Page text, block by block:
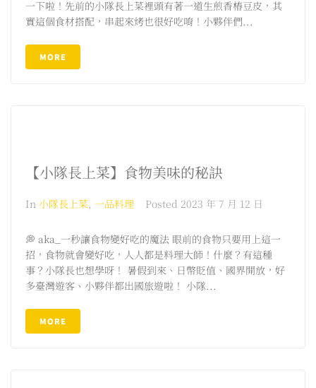
一下啦！先前的小隊長上菜裡頭有著一道生煎香椿豆皮，其
實這個食材搭配，串起來烤也很好吃唷！小夥伴們...
MORE
【小隊長上菜】食物美味的秘訣
In 小隊長上菜, 一品料理 Posted 2023 年 7 月 12 日
💭 aka_一秒讓食物變好吃的魔法 眼前的食物只要用上這一
招，食物就會變好吃，人人都是料理大師！什麼？有這種
事？小隊長也想學呀！ 暑假到來、日幣貶值、國界開放，好
多臺灣遊客、小夥伴都出國旅遊啦！ 小隊...
MORE